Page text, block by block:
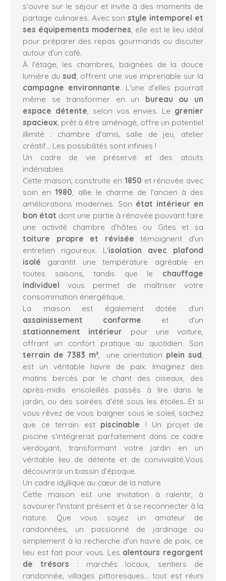
s'ouvre sur le séjour et invite à des moments de
partage culinaires. Avec sonstyle intemporel et
ses équipements modernes , elle est le lieu idéal
pour préparer des repas gourmands ou discuter
autour d'un café.
À l'étage, les chambres, baignées de la douce
lumière dusud , offrent une vue imprenable sur la
campagne environnante. L'une d'elles pourrait
même se transformer en un bureau ou un
espace détente , selon vos envies. Le grenier
spacieux , prêt à être aménagé, offre un potentiel
illimité : chambre d'amis, salle de jeu, atelier
créatif... Les possibilités sont infinies !
Un cadre de vie préservé et des atouts
indéniables
Cette maison, construite en 1850 et rénovée avec
soin en1980 , allie le charme de l'ancien à des
améliorations modernes. Son état intérieur en
bon état dont une partie à rénovée pouvant faire
une activité chambre d’hôtes ou Gites et sa
toiture propre et révisée témoignent d'un
entretien rigoureux. L'isolation avec plafond
isolé garantit une température agréable en
toutes saisons, tandis que le chauffage
individuel vous permet de maîtriser votre
consommation énergétique.
La maison est également dotée d'un
assainissement conforme et d'un
stationnement intérieur pour une voiture,
offrant un confort pratique au quotidien. Son
terrain de 7383 m², une orientation plein sud
est un véritable havre de paix. Imaginez des
matins bercés par le chant des oiseaux, des
après-midis ensoleillés passés à lire dans le
jardin, ou des soirées d'été sous les étoiles...Et si
vous rêvez de vous baigner sous le soleil, sachez
que ce terrain est piscinable ! Un projet de
piscine s'intégrerait parfaitement dans ce cadre
verdoyant, transformant votre jardin en un
véritable lieu de détente et de convivialité.Vous
découvrirai un bassin d’époque.
Un cadre idyllique au cœur de la nature
Cette maison est une invitation à ralentir, à
savourer l'instant présent et à se reconnecter à la
nature. Que vous soyez un amateur de
randonnées, un passionné de jardinage ou
simplement à la recherche d'un havre de paix, ce
lieu est fait pour vous. Les alentours regorgent
de trésors : marchés locaux, sentiers de
randonnée, villages pittoresques... tout est réuni